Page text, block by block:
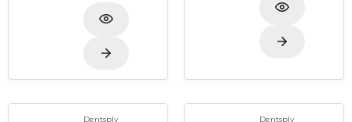
Dentsply Dentsply